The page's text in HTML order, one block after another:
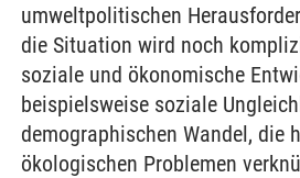
umweltpolitischen
die Situation wird noch
soziale und ökonomische
beispielsweise soziale
demographischen Wandel, die
ökologischen Problemen